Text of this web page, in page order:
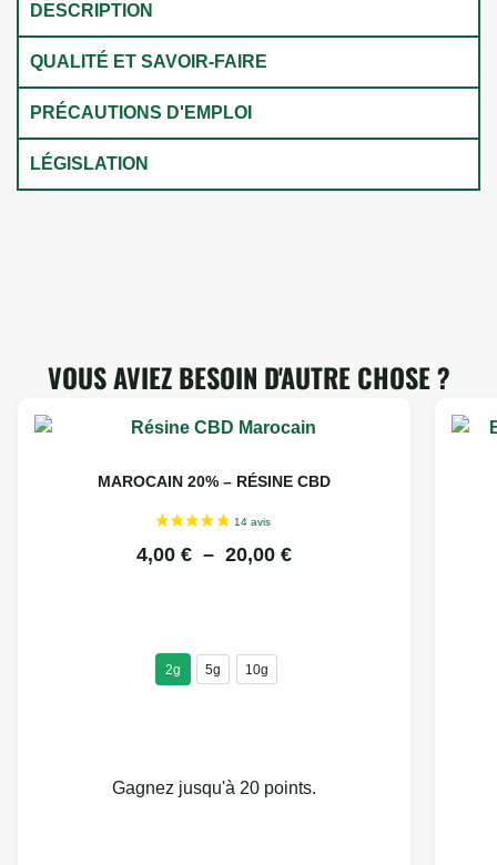
DESCRIPTION
QUALITÉ ET SAVOIR-FAIRE
PRÉCAUTIONS D'EMPLOI
LÉGISLATION
VOUS AVIEZ BESOIN D'AUTRE CHOSE ?
MAROCAIN 20% – RÉSINE CBD
4,00 € – 20,00 €
2g 5g 10g
Gagnez jusqu'à 20 points.